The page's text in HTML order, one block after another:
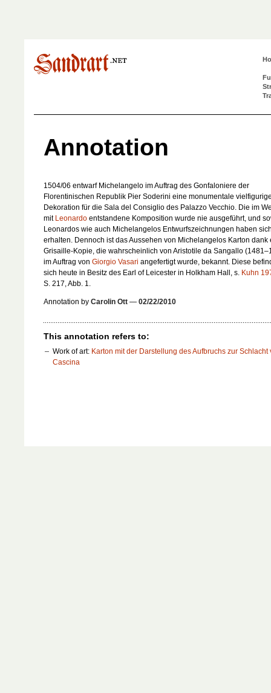
Annotation
1504/06 entwarf Michelangelo im Auftrag des Gonfaloniere der
Florentinischen Republik Pier Soderini eine monumentale
Dekoration für die Sala del Consiglio des Palazzo Vecchio. Die im
mit Leonardo entstandene Komposition wurde nie ausgeführt, und
Leonardos wie auch Michelangelos Entwurfszeichnungen haben
erhalten. Dennoch ist das Aussehen von Michelangelos Karton dank
Grisaille-Kopie, die wahrscheinlich von Aristotile da Sangallo
im Auftrag von Giorgio Vasari angefertigt wurde, bekannt. Diese
sich heute in Besitz des Earl of Leicester in Holkham Hall, s. Kuhn
S. 217, Abb. 1.
Annotation by Carolin Ott — 02/22/2010
This annotation refers to:
Work of art: Karton mit der Darstellung des Aufbruchs zur Schlacht
Cascina